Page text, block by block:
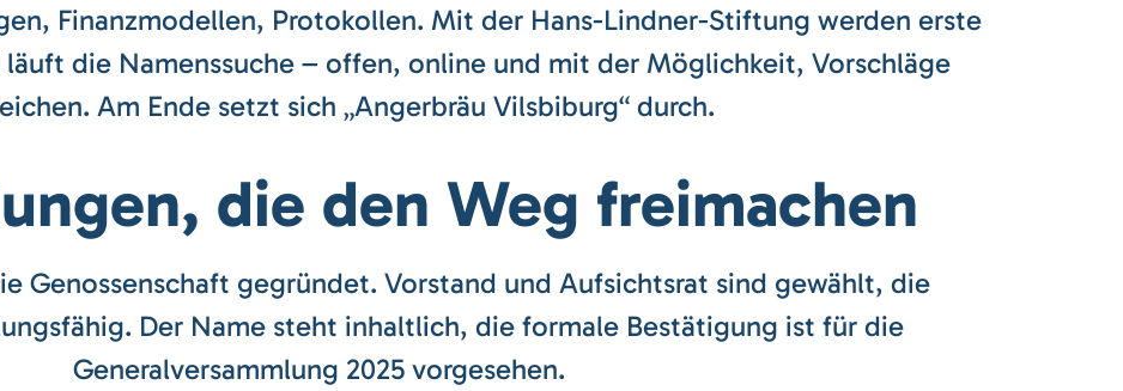
Finanzmodellen, Protokollen. Mit der Hans-Lindner-Stiftung werden erste
läuft die Namenssuche – offen, online und mit der Möglichkeit, Vorschläge
Am Ende setzt sich „Angerbräu Vilsbiburg“ durch.
die den Weg freimachen
Genossenschaft gegründet. Vorstand und Aufsichtsrat sind gewählt, die
Der Name steht inhaltlich, die formale Bestätigung ist für die
Generalversammlung 2025 vorgesehen.